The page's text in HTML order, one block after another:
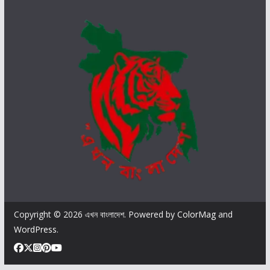
Copyright © 2026 এখন বাংলাদেশ. Powered by ColorMagand
WordPress.